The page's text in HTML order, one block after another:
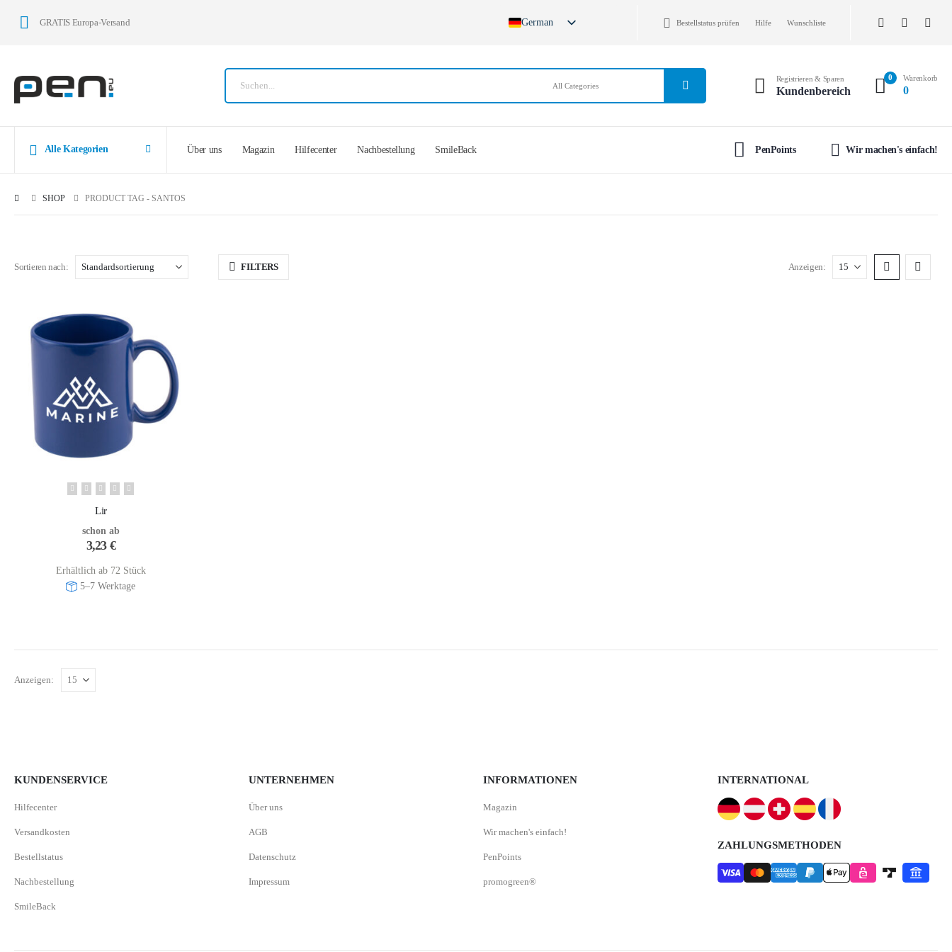
GRATIS Europa-Versand
German
Spanish
Bestellstatus prüfen Hilfe Wunschliste
Registrieren & Sparen
Kundenbereich
0 Warenkorb
0
Alle Kategorien Über uns Magazin Hilfecenter Nachbestellung SmileBack PenPoints Wir machen's einfach!
SHOP PRODUCT TAG - SANTOS
Sortieren nach: FILTERS Anzeigen:
Lir
schon ab
3,23 €
Erhältlich ab 72 Stück
5–7 Werktage
Anzeigen:
KUNDENSERVICE
Hilfecenter
Versandkosten
Bestellstatus
Nachbestellung
SmileBack
UNTERNEHMEN
Über uns
AGB
Datenschutz
Impressum
INFORMATIONEN
Magazin
Wir machen's einfach!
PenPoints
promogreen®
INTERNATIONAL
ZAHLUNGSMETHODEN